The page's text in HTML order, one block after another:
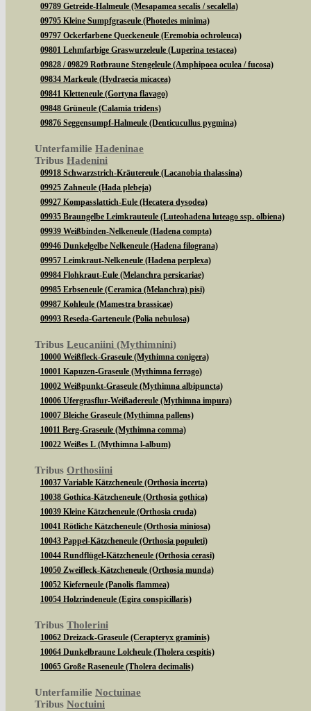
09789 Getreide-Halmeule (Mesapamea secalis / secalella)
09795 Kleine Sumpfgraseule (Photedes minima)
09797 Ockerfarbene Queckeneule (Eremobia ochroleuca)
09801 Lehmfarbige Graswurzeleule (Luperina testacea)
09828 / 09829 Rotbraune Stengeleule (Amphipoea oculea / fucosa)
09834 Markeule (Hydraecia micacea)
09841 Kletteneule (Gortyna flavago)
09848 Grüneule (Calamia tridens)
09876 Seggensumpf-Halmeule (Denticucullus pygmina)
Unterfamilie Hadeninae
Tribus Hadenini
09918 Schwarzstrich-Kräutereule (Lacanobia thalassina)
09925 Zahneule (Hada plebeja)
09927 Kompasslattich-Eule (Hecatera dysodea)
09935 Braungelbe Leimkrauteule (Luteohadena luteago ssp. olbiena)
09939 Weißbinden-Nelkeneule (Hadena compta)
09946 Dunkelgelbe Nelkeneule (Hadena filograna)
09957 Leimkraut-Nelkeneule (Hadena perplexa)
09984 Flohkraut-Eule (Melanchra persicariae)
09985 Erbseneule (Ceramica (Melanchra) pisi)
09987 Kohleule (Mamestra brassicae)
09993 Reseda-Garteneule (Polia nebulosa)
Tribus Leucaniini (Mythimnini)
10000 Weißfleck-Graseule (Mythimna conigera)
10001 Kapuzen-Graseule (Mythimna ferrago)
10002 Weißpunkt-Graseule (Mythimna albipuncta)
10006 Ufergrasflur-Weißadereule (Mythimna impura)
10007 Bleiche Graseule (Mythimna pallens)
10011 Berg-Graseule (Mythimna comma)
10022 Weißes L (Mythimna l-album)
Tribus Orthosiini
10037 Variable Kätzcheneule (Orthosia incerta)
10038 Gothica-Kätzcheneule (Orthosia gothica)
10039 Kleine Kätzcheneule (Orthosia cruda)
10041 Rötliche Kätzcheneule (Orthosia miniosa)
10043 Pappel-Kätzcheneule (Orthosia populeti)
10044 Rundflügel-Kätzcheneule (Orthosia cerasi)
10050 Zweifleck-Kätzcheneule (Orthosia munda)
10052 Kieferneule (Panolis flammea)
10054 Holzrindeneule (Egira conspicillaris)
Tribus Tholerini
10062 Dreizack-Graseule (Cerapteryx graminis)
10064 Dunkelbraune Lolcheule (Tholera cespitis)
10065 Große Raseneule (Tholera decimalis)
Unterfamilie Noctuinae
Tribus Noctuini